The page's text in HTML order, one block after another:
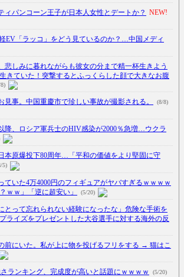
ィパンコーン王子が日本人女性とデートか？ NEW!
EV「ラッコ」をどう見ているのか？…中国メディ
悲しみに暮れながらも彼女の分まで精一杯生きよう
きていた！突撃するとふっくらした顔で大きなお腹
見事。中国重慶市で珍しい事故が撮影される。 (8/8)
降、ロシア軍兵士のHIV感染が2000％急増…ウクラ
本原爆投下80周年…「平和の価値をより堅固に守
5)
ていた4万4000円のフィギュアがヤバすぎるｗｗｗｗ
ｗｗ」「逆に超安い」
(5/20)
とって忘れられない経験になったな」危険な手術を
ライズをプレゼントした大谷選手に対する海外の反
前にいた。私が上に物を投げるフリをする → 猫はこ
ランキング、完成度が高いと話題にｗｗｗｗ (5/20)